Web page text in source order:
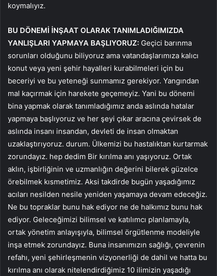
koymalıyız.
BU DÖNEMİ İNŞAAT OLARAK TANIMLADIĞIMIZDA
YANLIŞLARI YAPMAYA BAŞLIYORUZ: Geçici barınma
sorunları olduğunu biliyoruz ama vatandaşlarımıza kalıcı
konut veya yeni şehir hayalleri kurabilmeleri için bu
beceriyi ve bu yeteneği sunmamız gerekiyor. Yangından
mal kaçırmak için harekete geçemeyiz. Yani bu dönemi
bina yapmak olarak tanımladığımız anda aslında hatalar
yapmaya başlıyoruz ve her şeyi çıkar aracına çevirsek de
aslında insanı insandan, devleti de insan olmaktan
uzaklaştırıyoruz. durum. Ülkemizi bu hastalıktan kurtarmak
zorundayız. hep dedim Bir kırılma anı yaşıyoruz. Ortak
aklın, işbirliğinin ve uzmanlığın değerini bilerek güzelce
örebilmek kısmetimiz. Aksi takdirde bugün yaşadığımız
acıları nesilden nesile yeniden yaşamaya devam edeceğiz.
Ne bu topraklar bunu hak ediyor ne de halkımız bunu hak
ediyor. Geleceğimizi bilimsel ve katılımcı planlamayla,
ortak yönetim anlayışıyla, bilimsel örgütlenme modeliyle
inşa etmek zorundayız. Buna insanımızın sağlığı, çevrenin
refahı, yeni şehirleşmenin vizyonerliği de dahil ve hatta bu
kırılma anı olarak nitelendirdiğimiz 10 ilimizin yaşadığı